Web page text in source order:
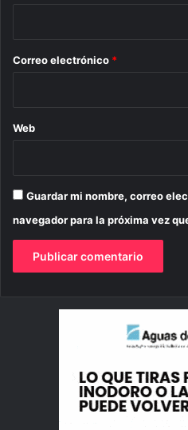
*
Correo electrónico *
Web
Guardar mi nombre, correo
navegador para la próxima vez